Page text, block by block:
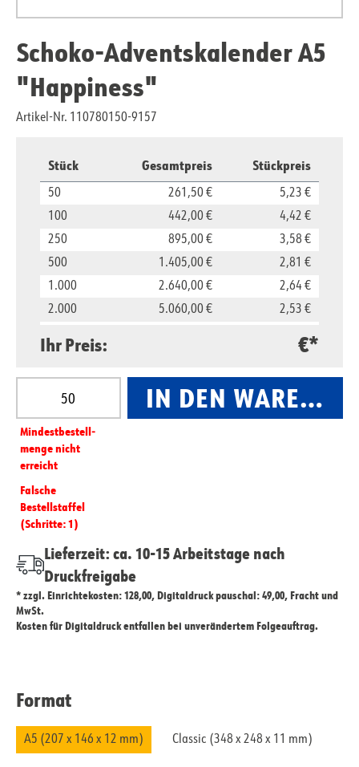
Schoko-Adventskalender A5
"Happiness"
Artikel-Nr. 110780150-9157
Stück Gesamtpreis Stückpreis
50 261,50 €
5,23 €
100
442,00 €
4,42 €
250
895,00 €
3,58 €
500
1.405,00 €
2,81 €
1.000
2.640,00 €
2,64 €
2.000
5.060,00 €
2,53 €
2,35 €
Ihr Preis: €*
Produkt Anzahl: Gib den gewünschten Wert ein
Mindest­­bestell­­
menge nicht
erreicht
Falsche
Bestellstaffel
(Schritte: 1)
IN DEN
Lieferzeit: ca. 10-15 Arbeitstage nach
Druckfreigabe
* zzgl. Einrichtekosten: 128,00, Digitaldruck pauschal: 49,00, Fracht und
MwSt.
Kosten für Digitaldruck entfallen bei unverändertem Folgeauftrag.
Format
A5 (207 x 146 x 12 mm) Classic (348 x 248 x 11 mm)